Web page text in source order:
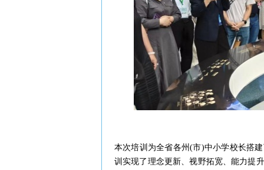
本次培训为全省各州(市)中小学校长搭
训实现了理念更新、视野拓宽、能力提